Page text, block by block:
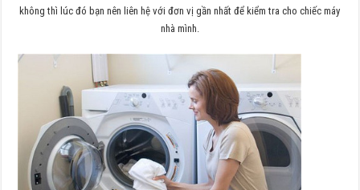
không thì lúc đó bạn nên liên hệ với đơn vị gần nhất để kiểm tra cho chiếc máy
nhà mình.